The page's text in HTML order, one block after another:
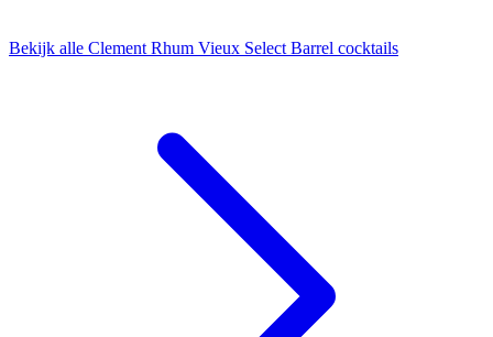
Bekijk alle Clement Rhum Vieux Select Barrel cocktails